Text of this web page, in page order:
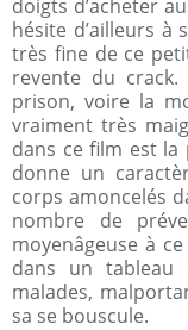
doigts d’acheter
hésite d’ailleurs à
très fine de ce
revente du
prison, voire la
vraiment très
dans ce film est la
donne un
corps amoncelés
nombre de
moyenâgeuse à
dans un tableau
malades,
sa se bouscule.